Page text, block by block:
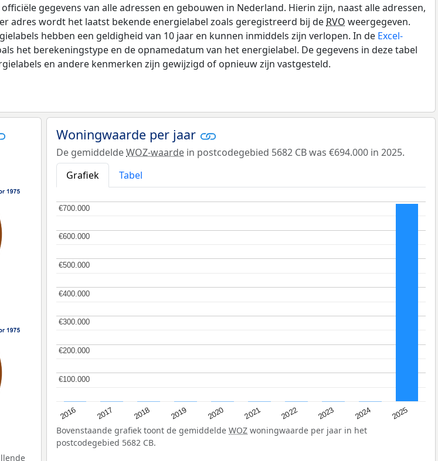
gegevens van alle adressen en gebouwen in Nederland. Hierin zijn, naast alle adressen,
adres wordt het laatst bekende energielabel zoals geregistreerd bij de RVO weergegeven.
hebben een geldigheid van 10 jaar en kunnen inmiddels zijn verlopen. In de Excel-
het berekeningstype en de opnamedatum van het energielabel. De gegevens in deze tabel
en andere kenmerken zijn gewijzigd of opnieuw zijn vastgesteld.
Woningwaarde per jaar
De gemiddeldeWOZ-waarde in postcodegebied 5682 CB was €694.000 in 2025.
Grafiek
Tabel
2016 2017 2018 2019 2020 2021 2022 2023 2024 2025
€100.000
€100.000
€200.000
€200.000
€300.000
€300.000
€400.000
€400.000
€500.000
€500.000
€600.000
€600.000
€700.000
€700.000
Bovenstaande grafiek toont de gemiddelde WOZ woningwaarde per jaar in het
postcodegebied 5682 CB.